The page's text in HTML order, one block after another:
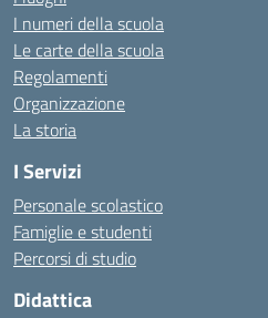
I numeri della scuola
Le carte della scuola
Regolamenti
Organizzazione
La storia
I Servizi
Personale scolastico
Famiglie e studenti
Percorsi di studio
Didattica